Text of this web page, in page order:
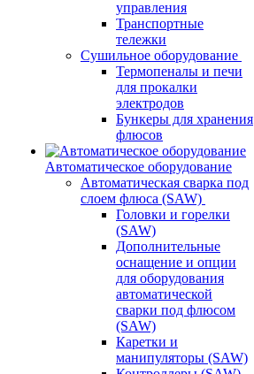
управления
Транспортные
тележки
Сушильное оборудование
Термопеналы и печи
для прокалки
электродов
Бункеры для хранения
флюсов
Автоматическое оборудование
Автоматическая сварка под
слоем флюса (SAW)
Головки и горелки
(SAW)
Дополнительные
оснащение и опции
для оборудования
автоматической
сварки под флюсом
(SAW)
Каретки и
манипуляторы (SAW)